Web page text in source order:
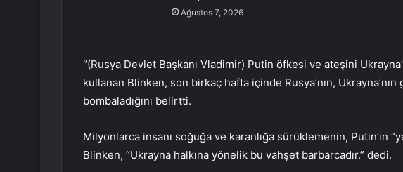
Ağustos 7, 2026
“(Rusya Devlet Başkanı Vladimir) Putin öfkesi ve ateşini
kullanan Blinken, son birkaç hafta içinde Rusya’nın,
bombaladığını belirtti.
Milyonlarca insanı soğuğa ve karanlığa sürüklemenin, Putin’in
Blinken, “Ukrayna halkına yönelik bu vahşet barbarcadır.” dedi.